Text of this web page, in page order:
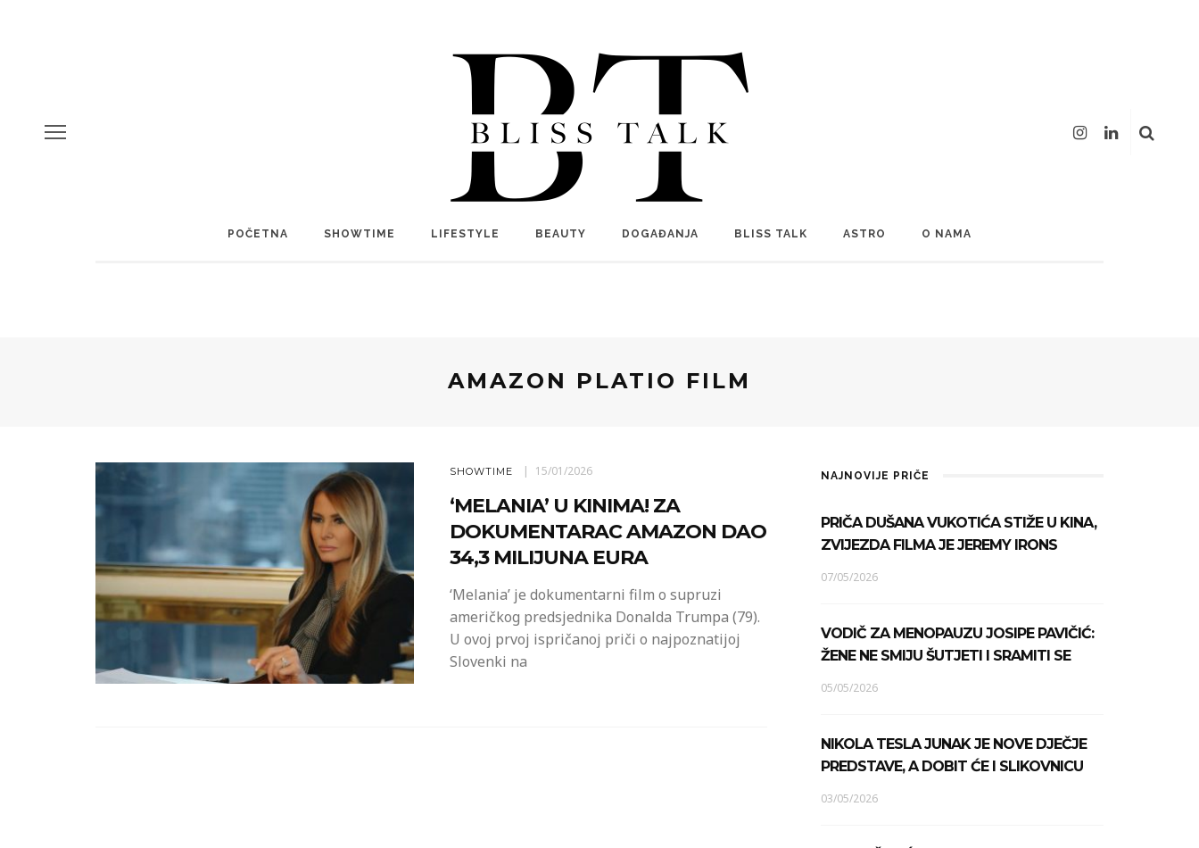
POČETNA SHOWTIME LIFESTYLE BEAUTY DOGAĐANJA BLISS TALK ASTRO O NAMA
AMAZON PLATIO FILM
SHOWTIME 15/01/2026
‘MELANIA’ U KINIMA! ZA
DOKUMENTARAC AMAZON DAO
34,3 MILIJUNA EURA
‘Melania’ je dokumentarni film o supruzi
američkog predsjednika Donalda Trumpa (79).
U ovoj prvoj ispričanoj priči o najpoznatijoj
Slovenki na
NAJNOVIJE PRIČE
PRIČA DUŠANA VUKOTIĆA STIŽE U KINA,
ZVIJEZDA FILMA JE JEREMY IRONS
07/05/2026
VODIČ ZA MENOPAUZU JOSIPE PAVIČIĆ:
ŽENE NE SMIJU ŠUTJETI I SRAMITI SE
05/05/2026
NIKOLA TESLA JUNAK JE NOVE DJEČJE
PREDSTAVE, A DOBIT ĆE I SLIKOVNICU
03/05/2026